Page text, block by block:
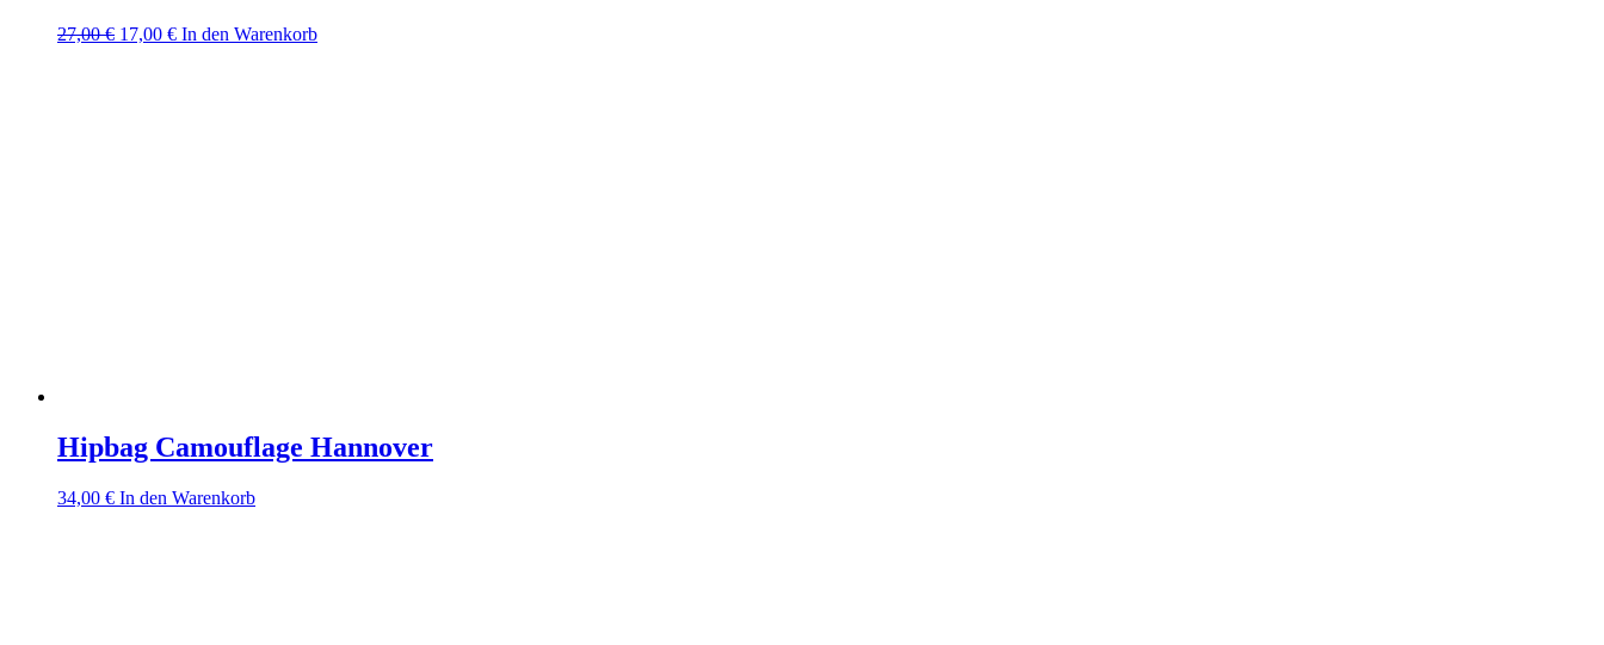
27,00€ Ursprünglicher
17,00 €Aktueller
In den Warenkorb
Hipbag Camouflage Hannover
34,00 € In den Warenkorb